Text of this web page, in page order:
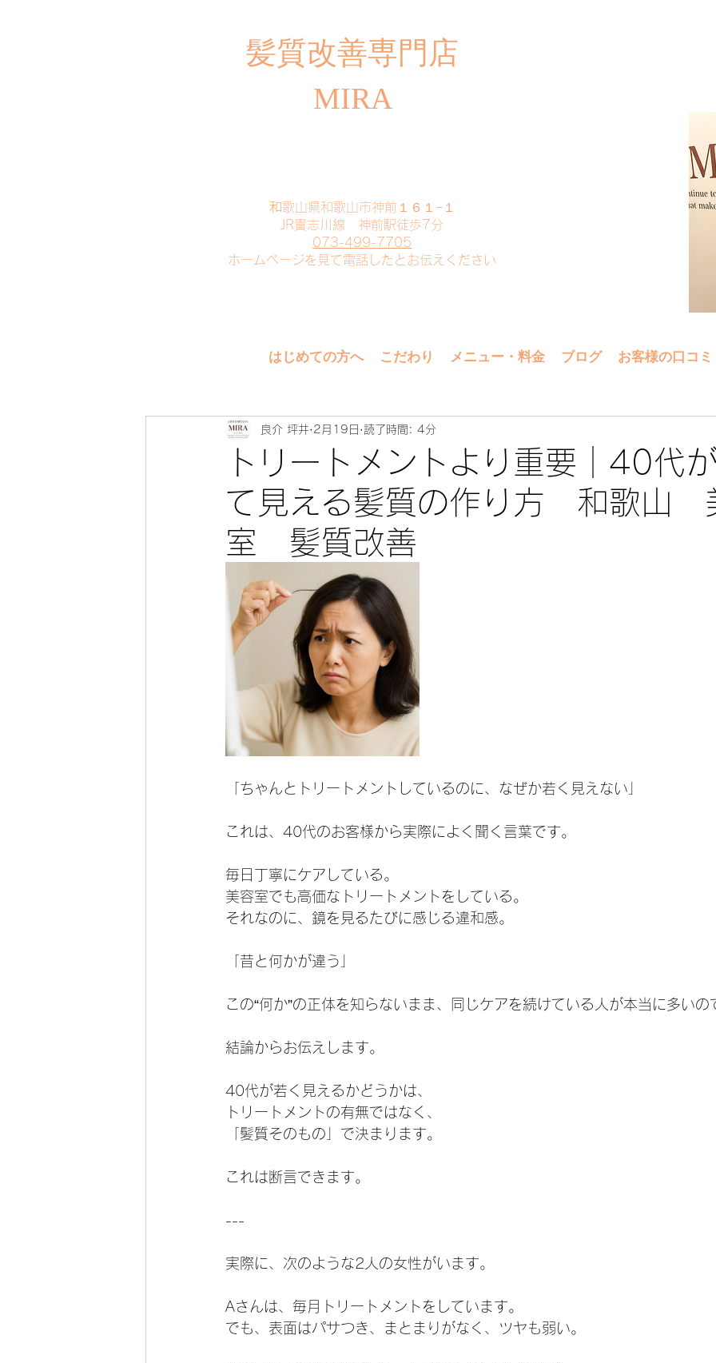
​髪質改善専門店
MIRA
​和歌山県和歌山市神前１６１−１
JR貴志川線 神前駅徒歩7分
073-499-7705
​ホームページを見て電話したとお伝えください
はじめての方へ こだわり メニュー・料金 ブログ お客様の口コミ
トリートメントより重要｜40代
て見える髪質の作り方 和歌山
室 髪質改善
良介 坪井 2月19日 読了時間: 4分
「ちゃんとトリートメントしているのに、なぜか若く見えない」
これは、40代のお客様から実際によく聞く言葉です。
毎日丁寧にケアしている。
美容室でも高価なトリートメントをしている。
それなのに、鏡を見るたびに感じる違和感。
「昔と何かが違う」
この“何か”の正体を知らないまま、同じケアを続けている人が本当に多いの
結論からお伝えします。
40代が若く見えるかどうかは、
トリートメントの有無ではなく、
「髪質そのもの」で決まります。
これは断言できます。
---
実際に、次のような2人の女性がいます。
Aさんは、毎月トリートメントをしています。
でも、表面はパサつき、まとまりがなく、ツヤも弱い。